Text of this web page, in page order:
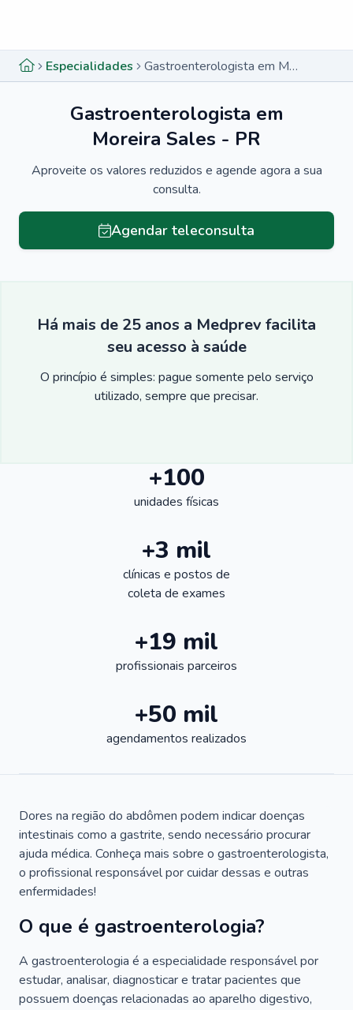
Especialidades Gastroenterologista em Moreira Sales - PR
Gastroenterologista em
Moreira Sales - PR
Aproveite os valores reduzidos e agende agora a sua
consulta.
Agendar teleconsulta
Há mais de 25 anos a Medprev facilita
seu acesso à saúde
O princípio é simples: pague somente pelo serviço
utilizado, sempre que precisar.
+100
unidades físicas
+3 mil
clínicas e postos de
coleta de exames
+19 mil
profissionais parceiros
+50 mil
agendamentos realizados
Dores na região do abdômen podem indicar doenças
intestinais como a gastrite, sendo necessário procurar
ajuda médica. Conheça mais sobre o gastroenterologista,
o profissional responsável por cuidar dessas e outras
enfermidades!
O que é gastroenterologia?
A gastroenterologia é a especialidade responsável por
estudar, analisar, diagnosticar e tratar pacientes que
possuem doenças relacionadas ao aparelho digestivo,